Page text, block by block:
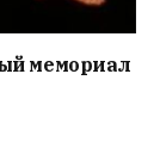
мемориал